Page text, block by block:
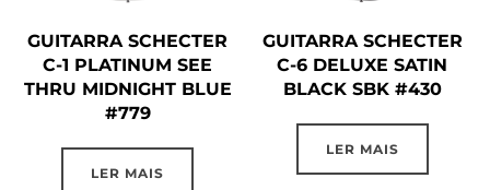
GUITARRA SCHECTER
C-1 PLATINUM SEE
THRU MIDNIGHT BLUE
#779
LER MAIS
GUITARRA SCHECTER
C-6 DELUXE SATIN
BLACK SBK #430
LER MAIS